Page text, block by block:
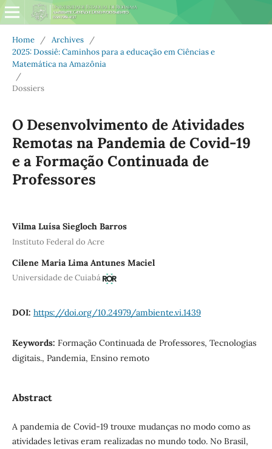
Home / Archives
/
2025: Dossiê: Caminhos para a educação em Ciências e
Matemática na Amazônia
/
Dossiers
O Desenvolvimento de Atividades
Remotas na Pandemia de Covid-19
e a Formação Continuada de
Professores
Vilma Luísa Siegloch Barros
Instituto Federal do Acre
Cilene Maria Lima Antunes Maciel
Universidade de Cuiabá
DOI: https://doi.org/10.24979/ambiente.vi.1439
Keywords: Formação Continuada de Professores, Tecnologias
digitais., Pandemia, Ensino remoto
Abstract
A pandemia de Covid-19 trouxe mudanças no modo como as
atividades letivas eram realizadas no mundo todo. No Brasil,